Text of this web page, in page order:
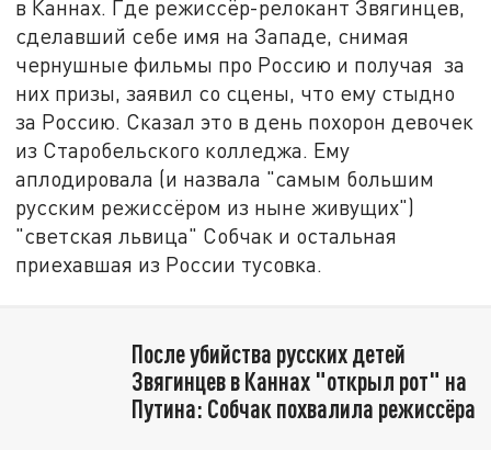
в Каннах. Где режиссёр-релокант Звягинцев,
сделавший себе имя на Западе, снимая
чернушные фильмы про Россию и получая за
них призы, заявил со сцены, что ему стыдно
за Россию. Сказал это в день похорон девочек
из Старобельского колледжа. Ему
аплодировала (и назвала "самым большим
русским режиссёром из ныне живущих")
"светская львица" Собчак и остальная
приехавшая из России тусовка.
После убийства русских детей
Звягинцев в Каннах "открыл рот" на
Путина: Собчак похвалила режиссёра